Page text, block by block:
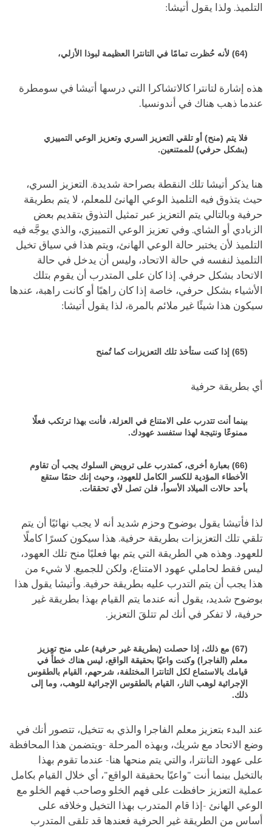
التلميذ. ولذا يقول أتيشا:
(64) لأنه حُظرت تمامًا في التانترا العظيمة لبوذا الأزلي،
هذه إشارة لتانترا كالاتشاكرا التي درسها أتيشا في سومطرة
عندما ذهب هناك في أندونسيا.
فلا يتم (منح) أو تلقي التعزيز السري وتعزيز الوعي التمييزي
(بشكل حرفي) للممتنعين.
هنا يذكر أتيشا تلك النقطة بصراحة شديدة. التعزيز السري،
حيث يتذوق فيه التلميذ الوعي الهانئ للمعلم، لا يتم بطريقة
حرفية وبالتالي يتم التعزيز عبر تمثيل التذوق بتقديم بعض
الزبادي أو الشاي. وفي تعزيز الوعي التمييزي، والذي يوجَّه فيه
التلميذ لأن يختبر حالة الوعي الهانئ، ويتم هذا في سياق تخيل
التلميذ لنفسه في حالة الاتحاد، وليس أن يدخل في حالة
الاتحاد بشكل حرفي. إذا كان على المتدرب أن يقوم بتلك
الأشياء بشكل حرفي، خاصة إذا كان راهبًا أو كانت راهبة، عندها
سيكون هذا شيئًا غير ملائم بالمرة، لذا يقول أتيشا:
(65) إذا كنت ستأخذ تلك التعزيزات كما تُمنح
أي بطريقة حرفية
بينما أنت تتدرب على الامتناع في العزلة، فأنت بهذا ترتكب فعلًا
ممنوعًا ونتيجة لهذا ستفسد عهودك.
(66) بعبارة أخرى، كمتدرب على ترويض السلوك يجب أن تقاوم
الأخطاء المؤدية للكسر الكامل للعهود، وحيث إنك حتمًا ستقع
بأحد حالات الميلاد الأسوأ، فلن تصل لأي تحققات.
لذا فأتيشا يقول بوضوح وحزم شديد أنه لا يجب نهائيًا أن يتم
تلقي تلك التعزيزات بطريقة حرفية. هذا سيكون كسرًا كاملًا
للعهود. وهذه هي الطريقة التي يتم بها فعليًا منح تلك العهود،
ليس فقط لحاملي عهود الامتناع، ولكن للجميع. لا شيء من
هذا يجب أن يتم التدرب عليه بطريقة حرفية. وأتيشا يقول هذا
بوضوح شديد، يقول أنه عندما يتم القيام بهذا بطريقة غير
حرفية، لا تفكر في أنك لم تتلقَ التعزيز.
(67) مع ذلك، إذا حصلت (بطريقة غير حرفية) على منح تعزيز
معلم (الفاجرا) وكنت واعيًا بحقيقة الواقع، ليس هناك خطأً في
قيامك بالاستماع لكل التانترا المختلفة، شرحهم، القيام بالطقوس
الإجرائية لوهب النار، القيام بالطقوس الإجرائية للوهب، وما إلى
ذلك.
عند البدء بتعزيز معلم الفاجرا والذي به تتخيل، تتصور أنك في
وضع الاتحاد مع شريك، وبهذه المرحلة -ويتضمن هذا المحافظة
على عهود التانترا، والتي يتم منحها هنا- عندما تقوم بهذا
بالتخيل بينما أنت "واعيًا بحقيقة الواقع"، أي خلال القيام بكامل
عملية التعزيز حافظت على فهم الخلو وصاحب فهم الخلو مع
الوعي الهانئ -إذا قام المتدرب بهذا التخيل وخلافه على
أساس من الطريقة غير الحرفية فعندها قد تلقى المتدرب